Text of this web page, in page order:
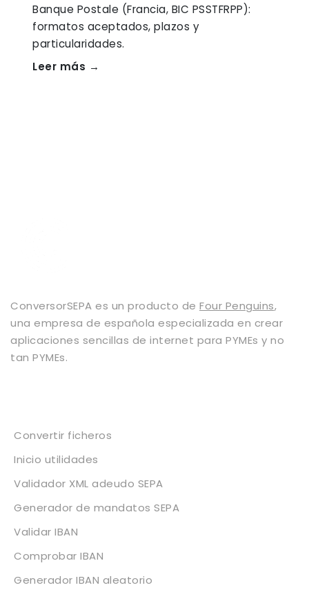
Banque Postale (Francia, BIC PSSTFRPP):
formatos aceptados, plazos y
particularidades.
Leer más →
ConversorSEPA es un producto de Four Penguins,
una empresa de española especializada en crear
aplicaciones sencillas de internet para PYMEs y no
tan PYMEs.
Convertir ficheros
Inicio utilidades
Validador XML adeudo SEPA
Generador de mandatos SEPA
Validar IBAN
Comprobar IBAN
Generador IBAN aleatorio